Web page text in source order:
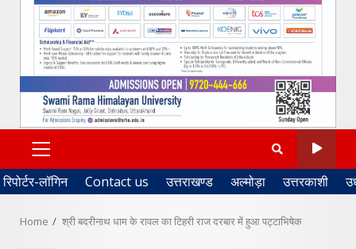
PRIMARY
MENU
रिपोर्टर-लॉगिन Contact us उत्तराखण्ड अल्मोड़ा उत्तरकाशी
Home श्री बदरीनाथ धाम के रावल का टिहरी राज दरबार में हुआ पट्टाभिषेक